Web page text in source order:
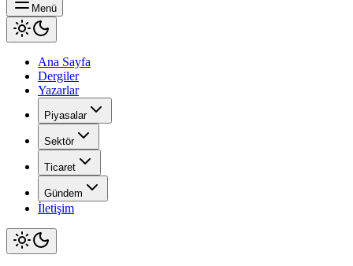
Menü
Ana Sayfa
Dergiler
Yazarlar
Piyasalar
Sektör
Ticaret
Gündem
İletişim